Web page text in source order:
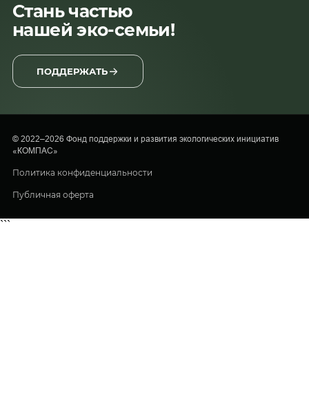
Стань частью
нашей эко-семьи!
ПОДДЕРЖАТЬ
© 2022–2026 Фонд поддержки и развития экологических инициатив
«КОМПАС»
Политика конфиденциальности
Публичная оферта
```